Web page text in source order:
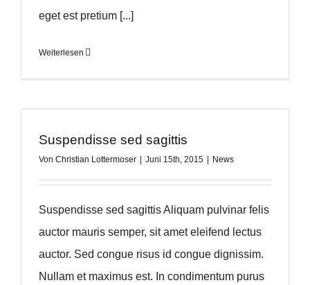
eget est pretium [...]
Weiterlesen
Suspendisse sed sagittis
Von Christian Lottermoser Juni 15th, 2015 News
Suspendisse sed sagittis Aliquam pulvinar felis
auctor mauris semper, sit amet eleifend lectus
auctor. Sed congue risus id congue dignissim.
Nullam et maximus est. In condimentum purus